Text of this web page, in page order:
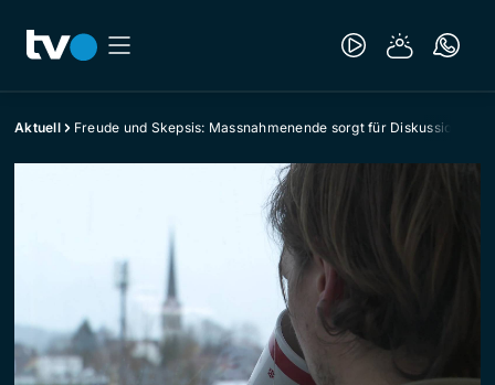
Aktuell Freude und Skepsis: Massnahmenende sorgt für Diskussionen